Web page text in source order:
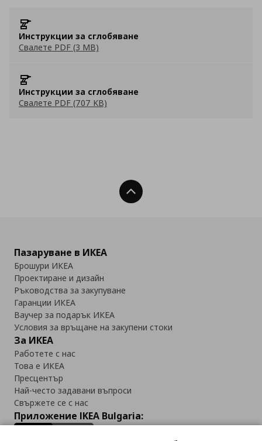
Инструкции за сглобяване
Свалете PDF (3 MB)
Инструкции за сглобяване
Свалете PDF (707 KB)
Нагоре
Пазаруване в ИКЕА
Брошури ИКЕА
Проектиране и дизайн
Ръководства за закупуване
Гаранции ИКЕА
Ваучер за подарък ИКЕА
Условия за връщане на закупени стоки
За ИКЕА
Работете с нас
Това е ИКЕА
Пресцентър
Най-често задавани въпроси
Свържете се с нас
Приложение IKEA Bulgaria: